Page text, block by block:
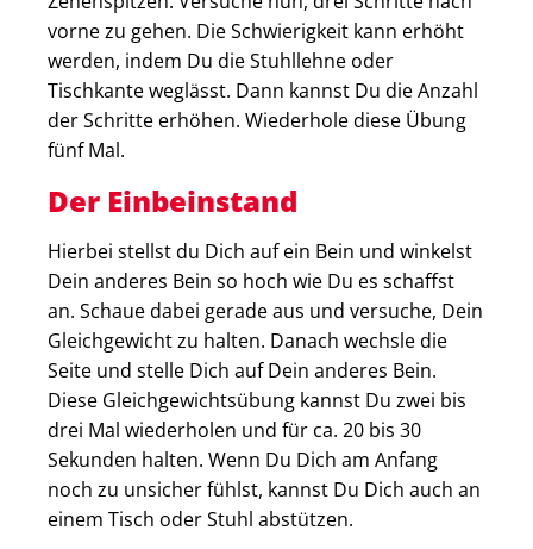
vorne zu gehen. Die Schwierigkeit kann erhöht
werden, indem Du die Stuhllehne oder
Tischkante weglässt. Dann kannst Du die Anzahl
der Schritte erhöhen. Wiederhole diese Übung
fünf Mal.
Der Einbeinstand
Hierbei stellst du Dich auf ein Bein und winkelst
Dein anderes Bein so hoch wie Du es schaffst
an. Schaue dabei gerade aus und versuche, Dein
Gleichgewicht zu halten. Danach wechsle die
Seite und stelle Dich auf Dein anderes Bein.
Diese Gleichgewichtsübung kannst Du zwei bis
drei Mal wiederholen und für ca. 20 bis 30
Sekunden halten. Wenn Du Dich am Anfang
noch zu unsicher fühlst, kannst Du Dich auch an
einem Tisch oder Stuhl abstützen.